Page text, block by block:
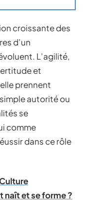
croissante des
d’un
L’agilité,
et
prennent
autorité ou
se
comme
dans ce rôle
et se forme ?